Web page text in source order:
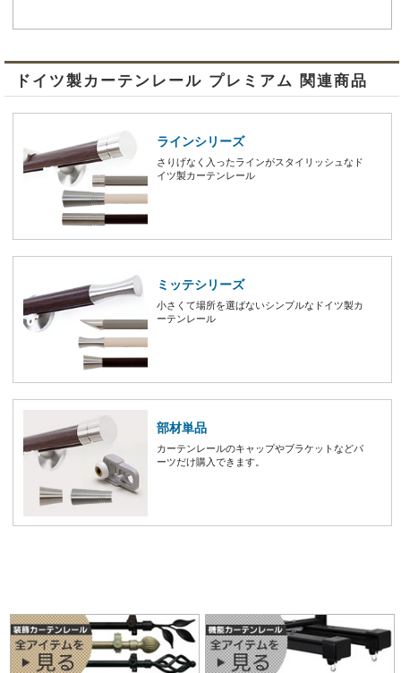
ドイツ製カーテンレール プレミアム 関連商品
ラインシリーズ
さりげなく入ったラインがスタイリッシュなド
イツ製カーテンレール
ミッテシリーズ
小さくて場所を選ばないシンプルなドイツ製カ
ーテンレール
部材単品
カーテンレールのキャップやブラケットなどパ
ーツだけ購入できます。